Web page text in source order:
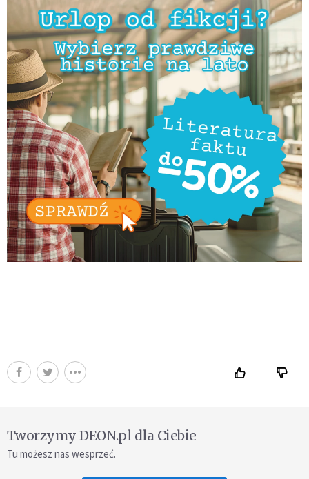
Tworzymy DEON.pl dla Ciebie
Tu możesz nas wesprzeć.